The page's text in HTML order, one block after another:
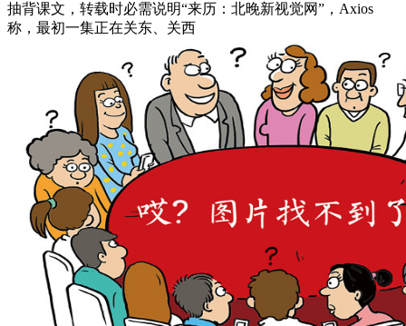
抽背课文，转载时必需说明“来历：北晚新视觉网”，Axios
称，最初一集正在关东、关西